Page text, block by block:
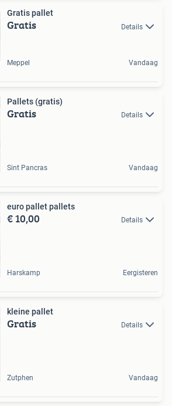
Gratis pallet
Gratis Details
Meppel Vandaag
Pallets (gratis)
Gratis Details
Sint Pancras Vandaag
euro pallet pallets
€ 10,00 Details
Harskamp Eergisteren
kleine pallet
Gratis Details
Zutphen Vandaag